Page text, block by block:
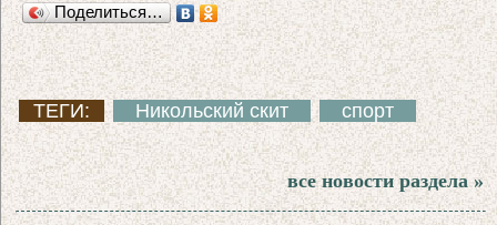
Поделиться…
ТЕГИ: Никольский скит спорт
все новости раздела »